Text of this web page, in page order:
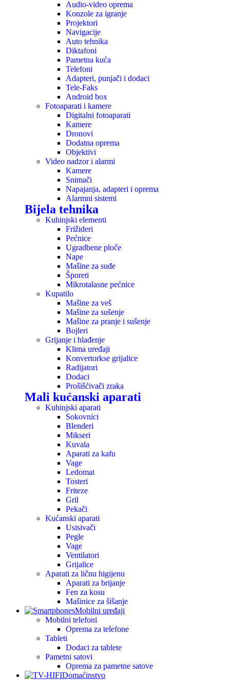
Audio-video oprema
Konzole za igranje
Projektori
Navigacije
Auto tehnika
Diktafoni
Pametna kuća
Telefoni
Adapteri, punjači i dodaci
Tele-Faks
Android box
Fotoaparati i kamere
Digitalni fotoaparati
Kamere
Dronovi
Dodatna oprema
Objektivi
Video nadzor i alarmi
Kamere
Snimači
Napajanja, adapteri i oprema
Alarmni sistemi
Bijela tehnika
Kuhinjski elementi
Frižideri
Pećnice
Ugradbene ploče
Nape
Mašine za suđe
Šporeti
Mikrotalasne pećnice
Kupatilo
Mašine za veš
Mašine za sušenje
Mašine za pranje i sušenje
Bojleri
Grijanje i hlađenje
Klima uređaji
Konvertorkse grijalice
Radijatori
Dodaci
Prošišćivači zraka
Mali kućanski aparati
Kuhinjski aparati
Sokovnici
Blenderi
Mikseri
Kuvala
Aparati za kafu
Vage
Ledomat
Tosteri
Friteze
Gril
Pekači
Kućanski aparati
Usisivači
Pegle
Vage
Ventilatori
Grijalice
Aparati za ličnu higijenu
Aparati za brijanje
Fen za kosu
Mašinice za šišanje
Mobilni uređaji
Mobilni telefoni
Oprema za telefone
Tableti
Dodaci za tablete
Pametni satovi
Oprema za pametne satove
Domaćinstvo